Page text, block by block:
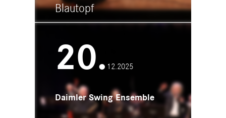
Blautopf
Sommerbühne am Blautopf
Klosterhof, Klosterkirchensaal,
89143 Blaubeuren
20. 12.2025
Daimler Swing Ensemble